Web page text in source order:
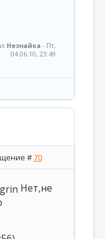
Незнайка - Пт,
04.06.10, 23:49
#70
Нет,не